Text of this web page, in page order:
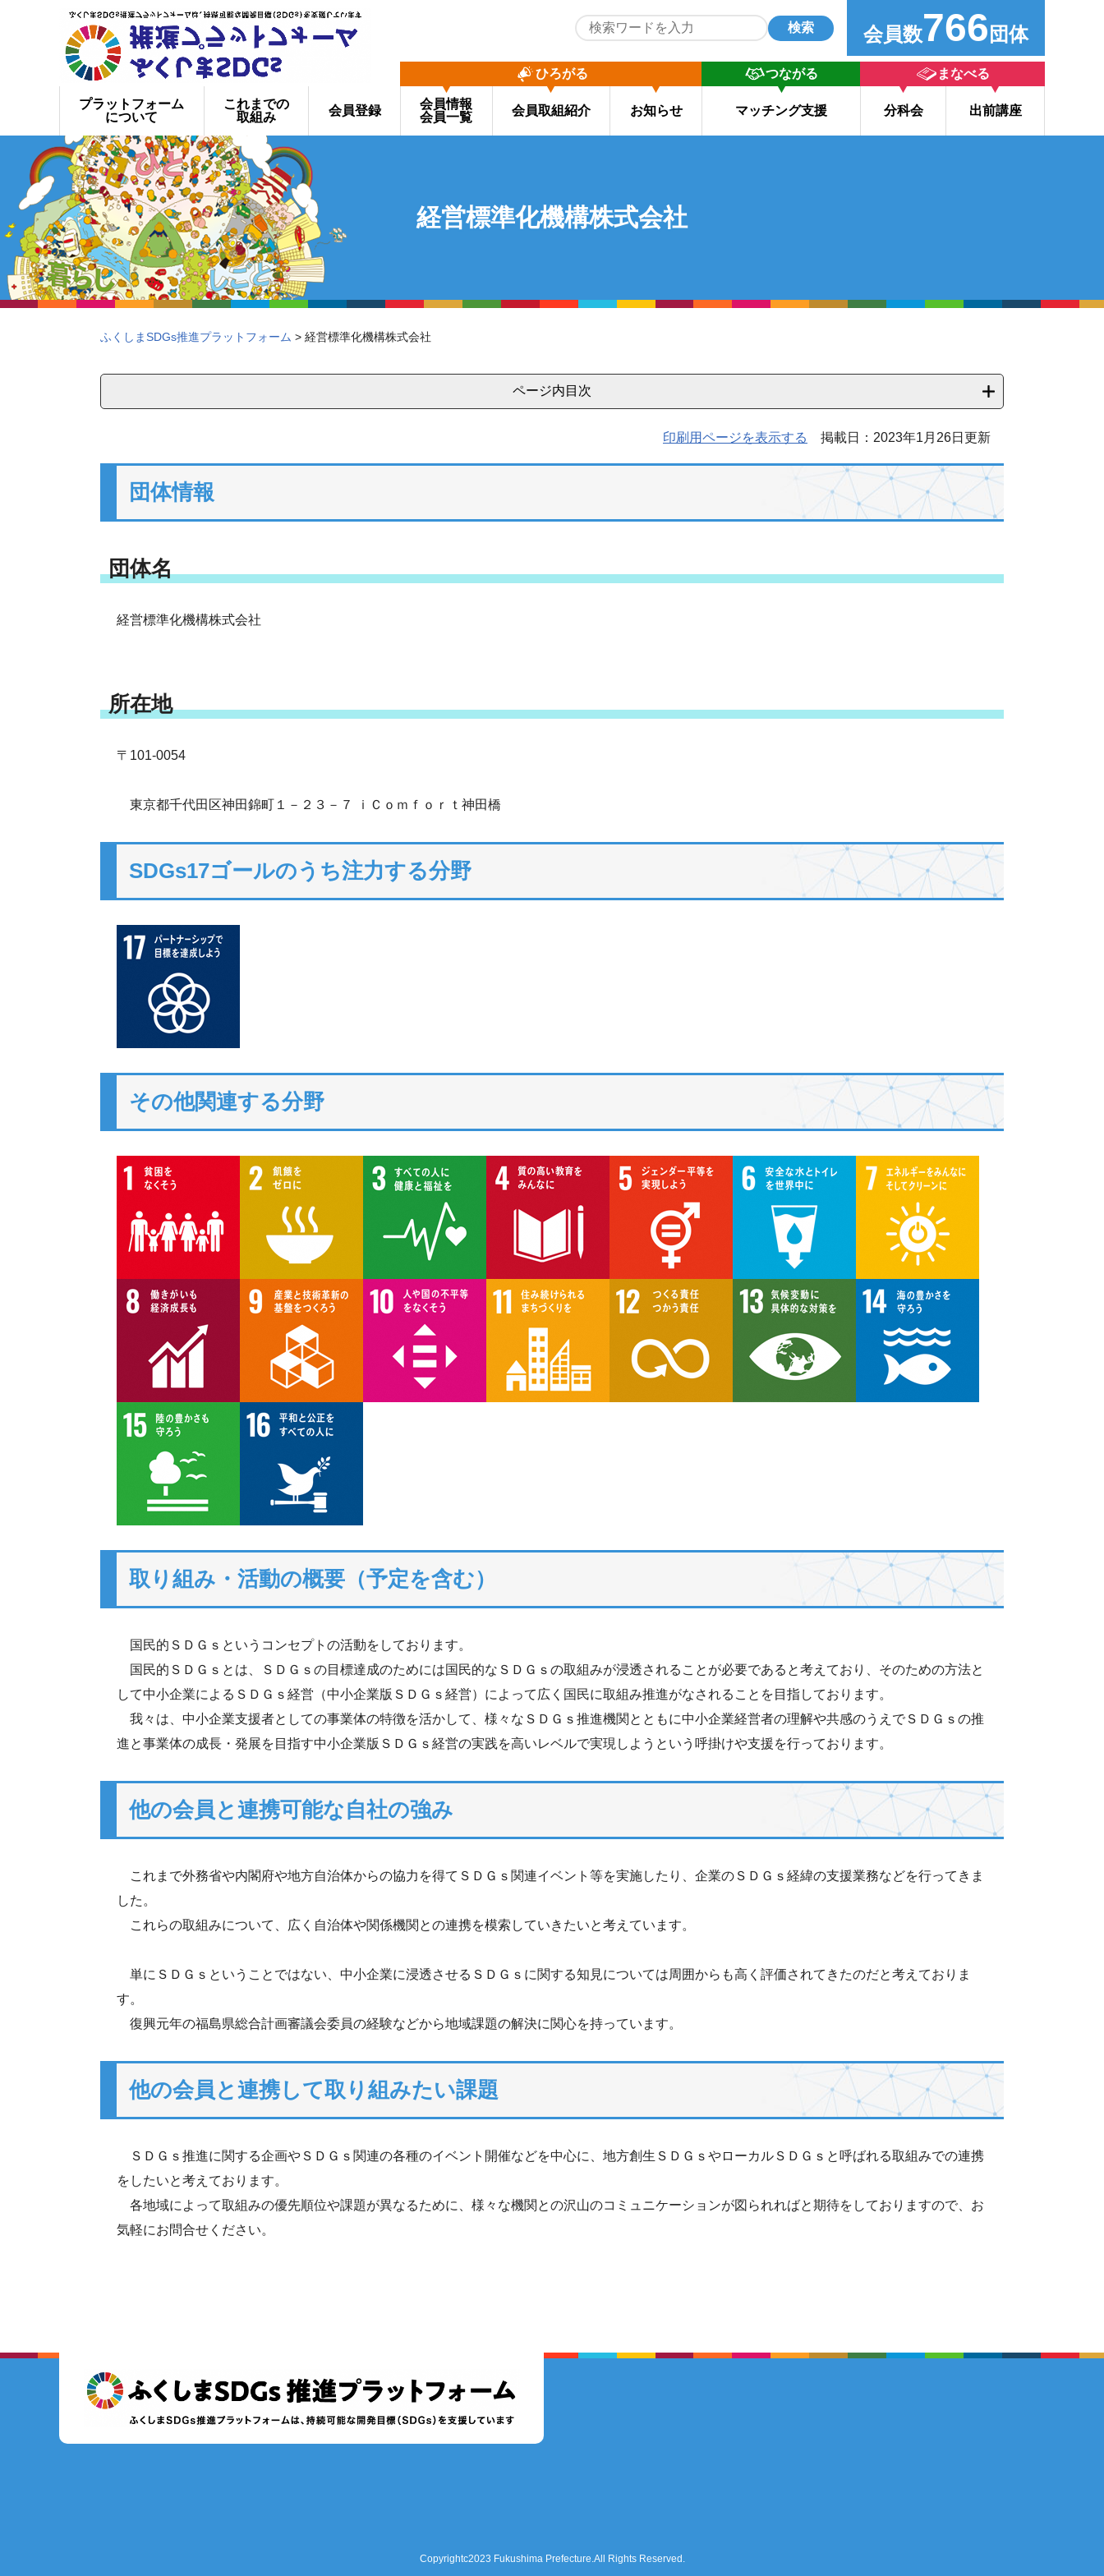
検索 会員数766 団体
プラットフォーム
について
これまでの
取組み
会員登録
ひろがる
会員情報
会員一覧
会員取組紹介 お知らせ
つながる
マッチング支援
まなべる
分科会 出前講座
経営標準化機構株式会社
ふくしまSDGs推進プラットフォーム > 経営標準化機構株式会社
ページ内目次
印刷用ページを表示する 掲載日：2023年1月26日更新
団体情報
団体名
経営標準化機構株式会社
所在地
〒101-0054
東京都千代田区神田錦町１－２３－７ ｉＣｏｍｆｏｒｔ神田橋
SDGs17ゴールのうち注力する分野
その他関連する分野
取り組み・活動の概要（予定を含む）
国民的ＳＤＧｓというコンセプトの活動をしております。
国民的ＳＤＧｓとは、ＳＤＧｓの目標達成のためには国民的なＳＤＧｓの取組みが浸透されることが必要であると考えており、そのための方法と
して中小企業によるＳＤＧｓ経営（中小企業版ＳＤＧｓ経営）によって広く国民に取組み推進がなされることを目指しております。
我々は、中小企業支援者としての事業体の特徴を活かして、様々なＳＤＧｓ推進機関とともに中小企業経営者の理解や共感のうえでＳＤＧｓの推
進と事業体の成長・発展を目指す中小企業版ＳＤＧｓ経営の実践を高いレベルで実現しようという呼掛けや支援を行っております。
他の会員と連携可能な自社の強み
これまで外務省や内閣府や地方自治体からの協力を得てＳＤＧｓ関連イベント等を実施したり、企業のＳＤＧｓ経緯の支援業務などを行ってきま
した。
これらの取組みについて、広く自治体や関係機関との連携を模索していきたいと考えています。
単にＳＤＧｓということではない、中小企業に浸透させるＳＤＧｓに関する知見については周囲からも高く評価されてきたのだと考えておりま
す。
復興元年の福島県総合計画審議会委員の経験などから地域課題の解決に関心を持っています。
他の会員と連携して取り組みたい課題
ＳＤＧｓ推進に関する企画やＳＤＧｓ関連の各種のイベント開催などを中心に、地方創生ＳＤＧｓやローカルＳＤＧｓと呼ばれる取組みでの連携
をしたいと考えております。
各地域によって取組みの優先順位や課題が異なるために、様々な機関との沢山のコミュニケーションが図られればと期待をしておりますので、お
気軽にお問合せください。
Copyrightc2023 Fukushima Prefecture.All Rights Reserved.